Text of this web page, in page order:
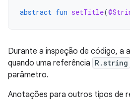
abstract fun setTitle(
Durante a inspeção de código, a
quando uma referência R.string
parâmetro.
Anotações para outros tipos de